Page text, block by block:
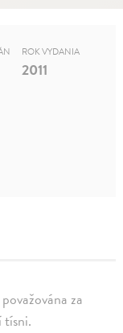
za
tísni.
ROK VYDANIA
2011